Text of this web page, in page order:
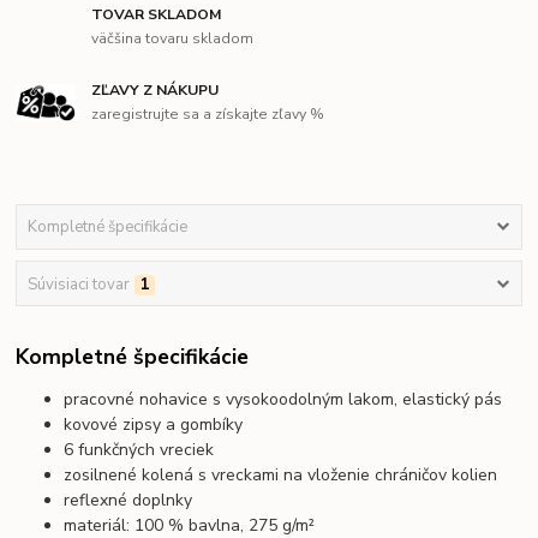
TOVAR SKLADOM
väčšina tovaru skladom
ZĽAVY Z NÁKUPU
zaregistrujte sa a získajte zľavy %
Kompletné špecifikácie
Súvisiaci tovar 1
Kompletné špecifikácie
pracovné nohavice s vysokoodolným lakom, elastický pás
kovové zipsy a gombíky
6 funkčných vreciek
zosilnené kolená s vreckami na vloženie chráničov kolien
reflexné doplnky
materiál: 100 % bavlna, 275 g/m²